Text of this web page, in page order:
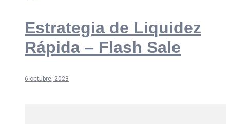
Estrategia de Liquidez
Rápida – Flash Sale
6 octubre, 2023